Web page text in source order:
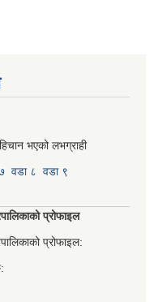
भएको लभग्राही
वडा ८ वडा ९
प्रोफाइल
प्रोफाइल: